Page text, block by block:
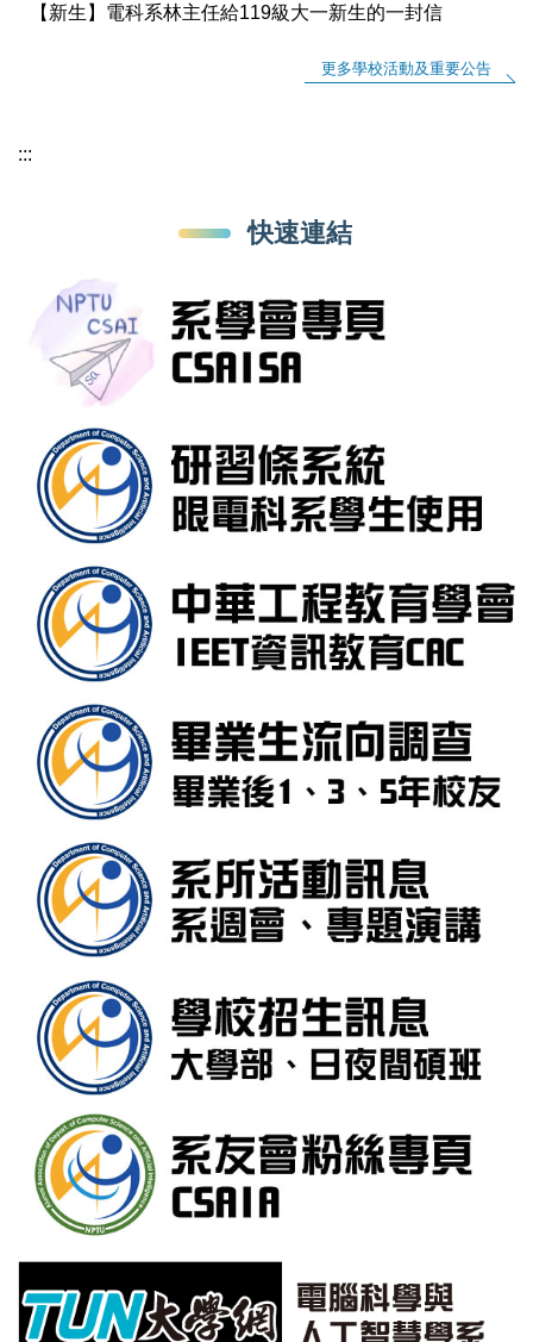
【新生】電科系林主任給119級大一新生的一封信
更多學校活動及重要公告
:::
快速連結